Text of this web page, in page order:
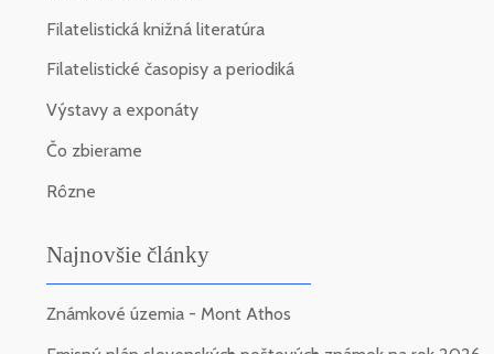
Filatelistická knižná literatúra
Filatelistické časopisy a periodiká
Výstavy a exponáty
Čo zbierame
Rôzne
Najnovšie články
Známkové územia - Mont Athos